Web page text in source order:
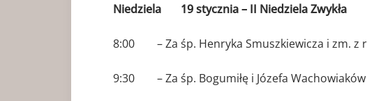
Niedziela 19 stycznia – II Niedziela Zwykła
8:00 – Za śp. Henryka Smuszkiewicza i zm. z
9:30 – Za śp. Bogumiłę i Józefa